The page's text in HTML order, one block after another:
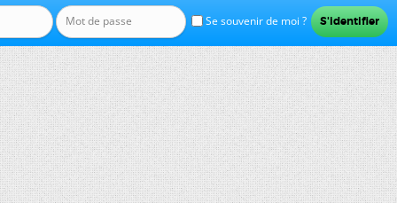
Se souvenir de moi ?